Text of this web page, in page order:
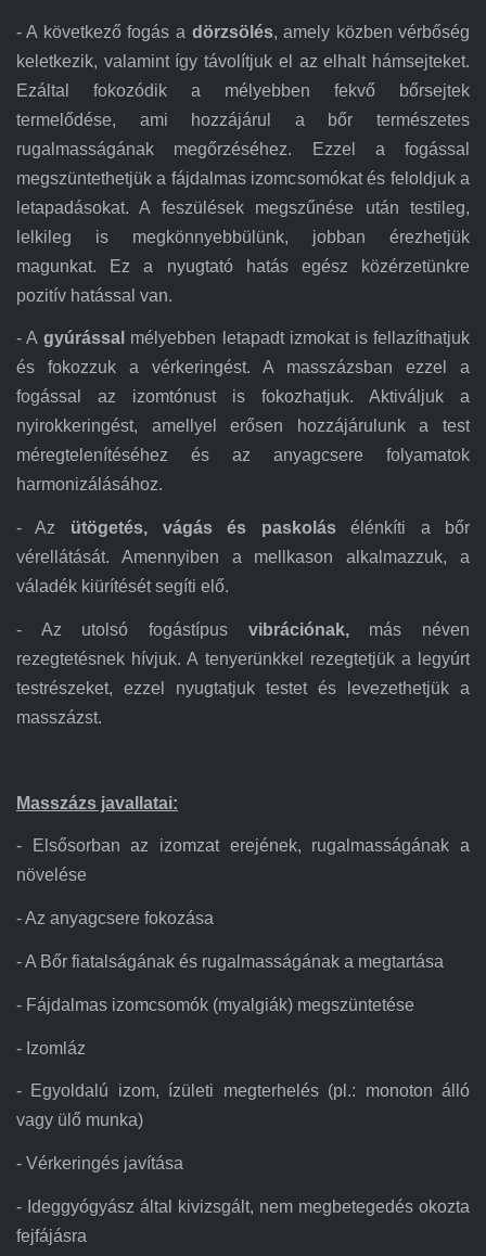
- A következő fogás a dörzsölés, amely közben vérbőség
keletkezik, valamint így távolítjuk el az elhalt hámsejteket.
Ezáltal fokozódik a mélyebben fekvő bőrsejtek
termelődése, ami hozzájárul a bőr természetes
rugalmasságának megőrzéséhez. Ezzel a fogással
megszüntethetjük a fájdalmas izomcsomókat és feloldjuk a
letapadásokat. A feszülések megszűnése után testileg,
lelkileg is megkönnyebbülünk, jobban érezhetjük
magunkat. Ez a nyugtató hatás egész közérzetünkre
pozitív hatással van.
- Agyúrással mélyebben letapadt izmokat is fellazíthatjuk
és fokozzuk a vérkeringést. A masszázsban ezzel a
fogással az izomtónust is fokozhatjuk. Aktiváljuk a
nyirokkeringést, amellyel erősen hozzájárulunk a test
méregtelenítéséhez és az anyagcsere folyamatok
harmonizálásához.
- Az ütögetés, vágás és paskolásélénkíti a bőr
vérellátását. Amennyiben a mellkason alkalmazzuk, a
váladék kiürítését segíti elő.
- Az utolsó fogástípus vibrációnak, más néven
rezegtetésnek hívjuk. A tenyerünkkel rezegtetjük a legyúrt
testrészeket, ezzel nyugtatjuk testet és levezethetjük a
masszázst.
Masszázs javallatai:
- Elsősorban az izomzat erejének, rugalmasságának a
növelése
- Az anyagcsere fokozása
- A Bőr fiatalságának és rugalmasságának a megtartása
- Fájdalmas izomcsomók (myalgiák) megszüntetése
- Izomláz
- Egyoldalú izom, ízületi megterhelés (pl.: monoton álló
vagy ülő munka)
- Vérkeringés javítása
- Ideggyógyász által kivizsgált, nem megbetegedés okozta
fejfájásra